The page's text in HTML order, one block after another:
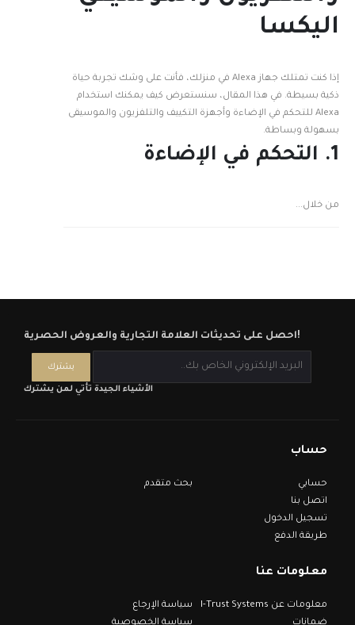
اليكسا
إذا كنت تمتلك جهاز Alexa في منزلك، فأنت على وشك تجربة حياة
ذكية بسيطة. في هذا المقال، سنستعرض كيف يمكنك استخدام
Alexa للتحكم في الإضاءة وأجهزة التكييف والتلفزيون والموسيقى
بسهولة وبساطة.
1. التحكم في الإضاءة
من خلال...
احصل على تحديثات العلامة التجارية والعروض الحصرية!
الأشياء الجيدة تأتي لمن يشترك
حساب
حسابي
اتصل بنا
تسجيل الدخول
طريقة الدفع
بحث متقدم
معلومات عنا
معلومات عن I-Trust Systems
سياسة الإرجاع